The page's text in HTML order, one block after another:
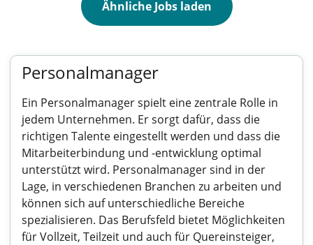
Ähnliche Jobs laden
Personalmanager
Ein Personalmanager spielt eine zentrale Rolle in
jedem Unternehmen. Er sorgt dafür, dass die
richtigen Talente eingestellt werden und dass die
Mitarbeiterbindung und -entwicklung optimal
unterstützt wird. Personalmanager sind in der
Lage, in verschiedenen Branchen zu arbeiten und
können sich auf unterschiedliche Bereiche
spezialisieren. Das Berufsfeld bietet Möglichkeiten
für Vollzeit, Teilzeit und auch für Quereinsteiger,